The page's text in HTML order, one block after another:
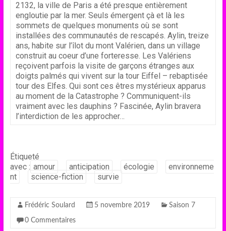
2132, la ville de Paris a été presque entièrement
engloutie par la mer. Seuls émergent çà et là les
sommets de quelques monuments où se sont
installées des communautés de rescapés. Aylin, treize
ans, habite sur l’îlot du mont Valérien, dans un village
construit au coeur d’une forteresse. Les Valériens
reçoivent parfois la visite de garçons étranges aux
doigts palmés qui vivent sur la tour Eiffel – rebaptisée
tour des Elfes. Qui sont ces êtres mystérieux apparus
au moment de la Catastrophe ? Communiquent-ils
vraiment avec les dauphins ? Fascinée, Aylin bravera
l’interdiction de les approcher…
Étiqueté
avec : amour anticipation écologie
environneme
nt
science-fiction survie
Frédéric Soulard 5 novembre 2019 Saison 7
0 Commentaires